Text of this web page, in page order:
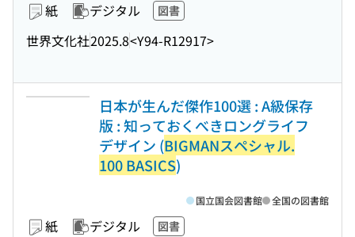
紙 デジタル 図書
世界文化社2025.8<Y94-R12917>
日本が生んだ傑作100選 : A級保存
版 : 知っておくべきロングライフ
デザイン (BIGMANスペシャル.
100 BASICS)
紙 デジタル 図書
国立国会図書館 全国の図書館